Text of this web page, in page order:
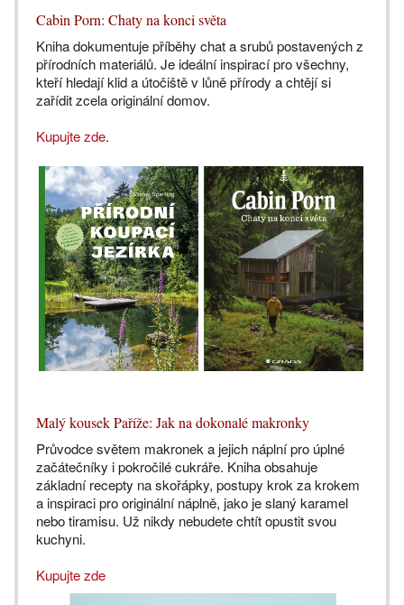
Cabin Porn: Chaty na konci světa
Kniha dokumentuje příběhy chat a srubů postavených z
přírodních materiálů. Je ideální inspirací pro všechny,
kteří hledají klid a útočiště v lůně přírody a chtějí si
zařídit zcela originální domov.
Kupujte zde.
Malý kousek Paříže: Jak na dokonalé makronky
Průvodce světem makronek a jejich náplní pro úplné
začátečníky i pokročilé cukráře. Kniha obsahuje
základní recepty na skořápky, postupy krok za krokem
a inspiraci pro originální náplně, jako je slaný karamel
nebo tiramisu. Už nikdy nebudete chtít opustit svou
kuchyni.
Kupujte zde